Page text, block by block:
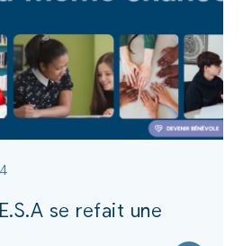
se refait une